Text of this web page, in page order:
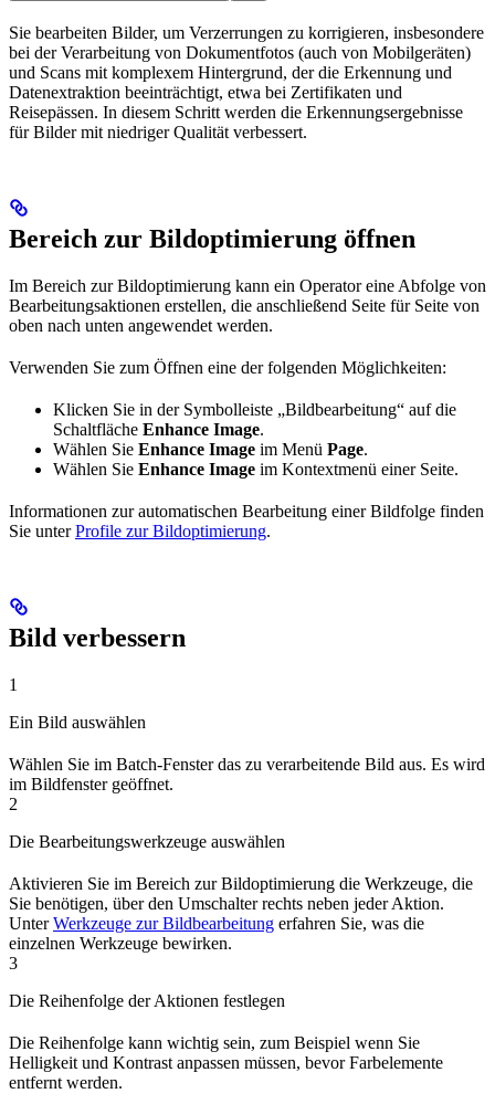
Sie bearbeiten Bilder, um Verzerrungen zu korrigieren, insbesondere
bei der Verarbeitung von Dokumentfotos (auch von Mobilgeräten)
und Scans mit komplexem Hintergrund, der die Erkennung und
Datenextraktion beeinträchtigt, etwa bei Zertifikaten und
Reisepässen. In diesem Schritt werden die Erkennungsergebnisse
für Bilder mit niedriger Qualität verbessert.
Bereich zur Bildoptimierung öffnen
Im Bereich zur Bildoptimierung kann ein Operator eine Abfolge von
Bearbeitungsaktionen erstellen, die anschließend Seite für Seite von
oben nach unten angewendet werden.
Verwenden Sie zum Öffnen eine der folgenden Möglichkeiten:
Klicken Sie in der Symbolleiste „Bildbearbeitung“ auf die
Schaltfläche Enhance Image.
Wählen Sie Enhance Image im Menü Page.
Wählen Sie Enhance Image im Kontextmenü einer Seite.
Informationen zur automatischen Bearbeitung einer Bildfolge finden
Sie unterProfile zur Bildoptimierung.
Bild verbessern
1
Ein Bild auswählen
Wählen Sie im Batch-Fenster das zu verarbeitende Bild aus. Es wird
im Bildfenster geöffnet.
2
Die Bearbeitungswerkzeuge auswählen
Aktivieren Sie im Bereich zur Bildoptimierung die Werkzeuge, die
Sie benötigen, über den Umschalter rechts neben jeder Aktion.
UnterWerkzeuge zur Bildbearbeitung erfahren Sie, was die
einzelnen Werkzeuge bewirken.
3
Die Reihenfolge der Aktionen festlegen
Die Reihenfolge kann wichtig sein, zum Beispiel wenn Sie
Helligkeit und Kontrast anpassen müssen, bevor Farbelemente
entfernt werden.